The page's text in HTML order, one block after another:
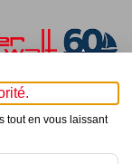
2011-2026
tout en vous laissant